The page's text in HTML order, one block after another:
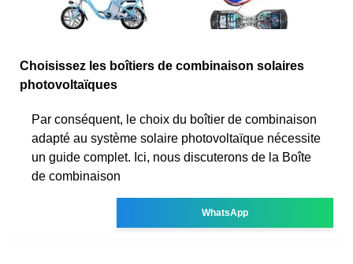
Choisissez les boîtiers de combinaison solaires
photovoltaïques
Par conséquent, le choix du boîtier de combinaison
adapté au système solaire photovoltaïque nécessite
un guide complet. Ici, nous discuterons de la Boîte
de combinaison
WhatsApp